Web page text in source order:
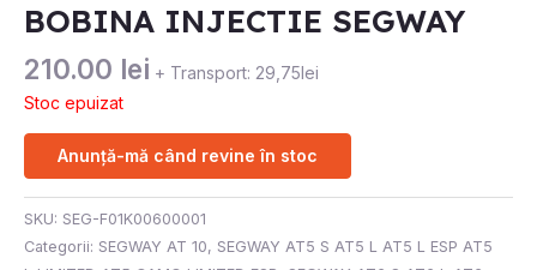
BOBINA INJECTIE SEGWAY
210.00 lei + Transport: 29,75lei
Stoc epuizat
Anunță-mă când revine în stoc
SKU: SEG-F01K00600001
Categorii: SEGWAY AT 10, SEGWAY AT5 S AT5 L AT5 L ESP AT5